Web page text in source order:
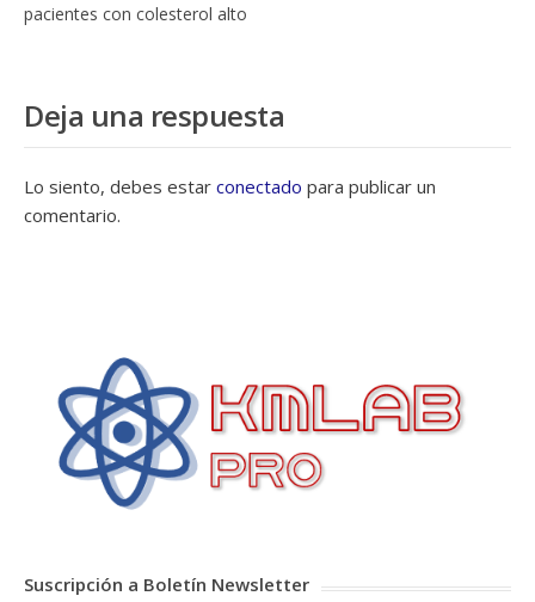
pacientes con colesterol alto
Deja una respuesta
Lo siento, debes estar conectado para publicar un
comentario.
Suscripción a Boletín Newsletter